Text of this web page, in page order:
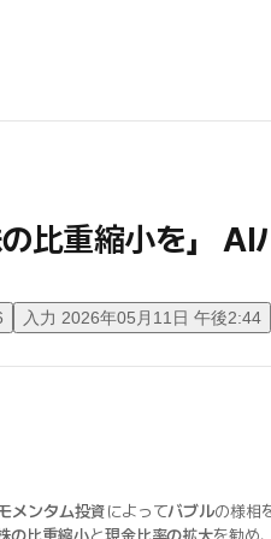
比重縮小を」 AI
入力 2026年05月11日 午後2:44
メンタム投資によってバブルの様相